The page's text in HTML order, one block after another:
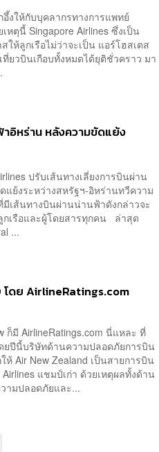
งให้กับบุคลากรทางการแพทย์
หตุนี้ Singapore Airlines ซึ่งเป็น
ห้ลูกเรือไม่ว่าจะเป็น แอร์โฮสเตส
ยวบินเกือบทั้งหมดได้ยุติชั่วคราว มา
อิหร่าน หลังความขัดแย้ง
ปรับเส้นทางเลี่ยงการบินผ่าน
ย้งระหว่างสหรัฐฯ-อิหร่านทวีความ
เส้นทางบินผ่านน่านฟ้าดังกล่าวจะ
กเรือและผู้โดยสารทุกคน ล่าสุด
...
ดย AirlineRatings.com
ก็มี AirlineRatings.com นี่แหละ ที่
ปีนี้บริษัทด้านความปลอดภัยการบิน
Air New Zealand เป็นสายการบิน
แชมป์เก่า ด้วยเหตุผลทั้งด้าน
ามปลอดภัยและ...